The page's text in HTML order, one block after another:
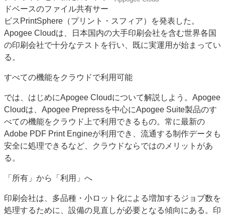
ドベースのファイル共有サー
ビスPrintSphere（プリント・スフィア）を発表した。
Apogee Cloudは、日本国内の大手印刷会社を含む世界各国
の印刷会社で十分なテストを行い、既に実運用が始まってい
る。
すべての機能をクラウドで利用可能
では、はじめにApogee Cloudについて解説しよう。Apogee
Cloudは、Apogee Prepressを中心にApogee Suite製品のす
べての機能をクラウド上で利用できるもの。常に最新の
Adobe PDF Print Engineが利用でき、流通する制作データも
安全に処理できるなど、クラウドならではのメリットがあ
る。
「所有」から「利用」へ
印刷会社は、多品種・小ロット化による増加するジョブ数を
処理するために、設備の見直しが必要となる傾向にある。印